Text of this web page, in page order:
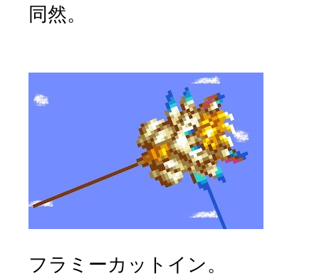
同然。
フラミーカットイン。